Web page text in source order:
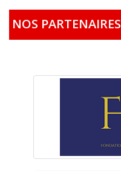
NOS PARTENAIRES